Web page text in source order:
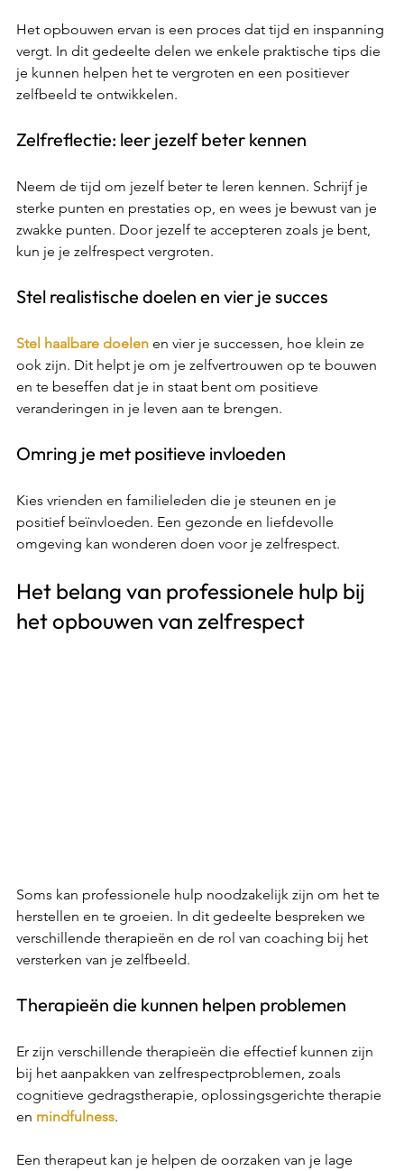
Het opbouwen ervan is een proces dat tijd en inspanning
vergt. In dit gedeelte delen we enkele praktische tips die
je kunnen helpen het te vergroten en een positiever
zelfbeeld te ontwikkelen.
Zelfreflectie: leer jezelf beter kennen
Neem de tijd om jezelf beter te leren kennen. Schrijf je
sterke punten en prestaties op, en wees je bewust van je
zwakke punten. Door jezelf te accepteren zoals je bent,
kun je je zelfrespect vergroten.
Stel realistische doelen en vier je succes
Stel haalbare doelen en vier je successen, hoe klein ze
ook zijn. Dit helpt je om je zelfvertrouwen op te bouwen
en te beseffen dat je in staat bent om positieve
veranderingen in je leven aan te brengen.
Omring je met positieve invloeden
Kies vrienden en familieleden die je steunen en je
positief beïnvloeden. Een gezonde en liefdevolle
omgeving kan wonderen doen voor je zelfrespect.
Het belang van professionele hulp bij
het opbouwen van zelfrespect
Soms kan professionele hulp noodzakelijk zijn om het te
herstellen en te groeien. In dit gedeelte bespreken we
verschillende therapieën en de rol van coaching bij het
versterken van je zelfbeeld.
Therapieën die kunnen helpen problemen
Er zijn verschillende therapieën die effectief kunnen zijn
bij het aanpakken van zelfrespectproblemen, zoals
cognitieve gedragstherapie, oplossingsgerichte therapie
en mindfulness.
Een therapeut kan je helpen de oorzaken van je lage